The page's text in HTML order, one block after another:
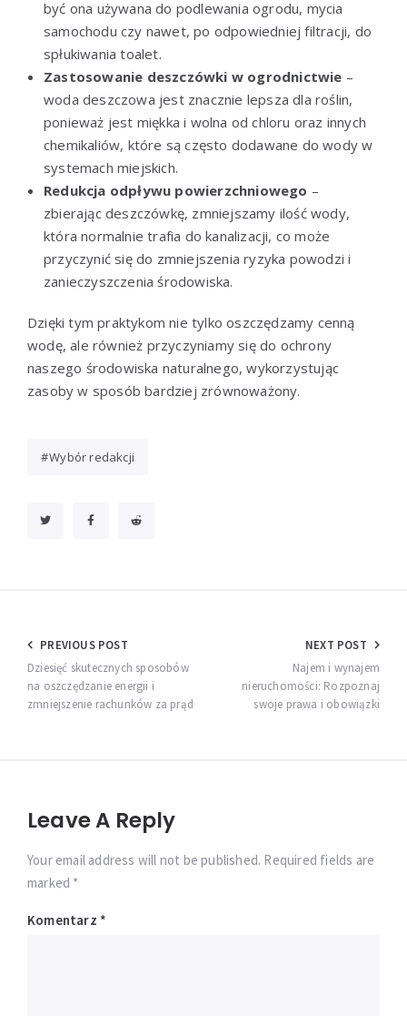
być ona używana do podlewania ogrodu, mycia
samochodu czy nawet, po odpowiedniej filtracji, do
spłukiwania toalet.
Zastosowanie deszczówki w ogrodnictwie –
woda deszczowa jest znacznie lepsza dla roślin,
ponieważ jest miękka i wolna od chloru oraz innych
chemikaliów, które są często dodawane do wody w
systemach miejskich.
Redukcja odpływu powierzchniowego –
zbierając deszczówkę, zmniejszamy ilość wody,
która normalnie trafia do kanalizacji, co może
przyczynić się do zmniejszenia ryzyka powodzi i
zanieczyszczenia środowiska.
Dzięki tym praktykom nie tylko oszczędzamy cenną
wodę, ale również przyczyniamy się do ochrony
naszego środowiska naturalnego, wykorzystując
zasoby w sposób bardziej zrównoważony.
Wybór redakcji
Nawigacja
wpisu
PREVIOUS POST
Dziesięć skutecznych sposobów
na oszczędzanie energii i
zmniejszenie rachunków za prąd
NEXT POST
Najem i wynajem
nieruchomości: Rozpoznaj
swoje prawa i obowiązki
Leave A Reply
Your email address will not be published. Required fields are
marked *
Komentarz *